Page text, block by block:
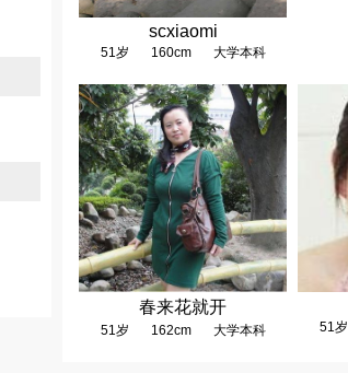
scxiaomi
51岁 160cm 大学本科
春来花就开
51岁 162cm 大学本科 51岁